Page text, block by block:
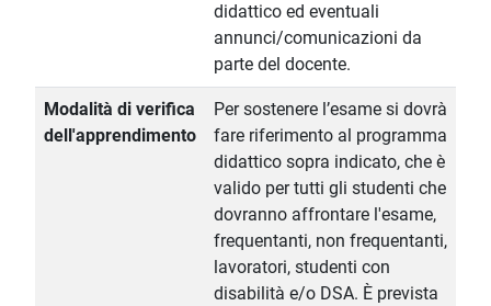
didattico ed eventuali
annunci/comunicazioni da
parte del docente.
Modalità di verifica
dell'apprendimento
Per sostenere l’esame si dovrà
fare riferimento al programma
didattico sopra indicato, che è
valido per tutti gli studenti che
dovranno affrontare l'esame,
frequentanti, non frequentanti,
lavoratori, studenti con
disabilità e/o DSA. È prevista